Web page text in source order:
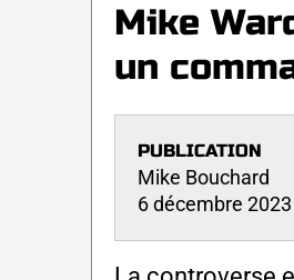
Mike
un
PUBLICATION
Mike Bouchard
6 décembre